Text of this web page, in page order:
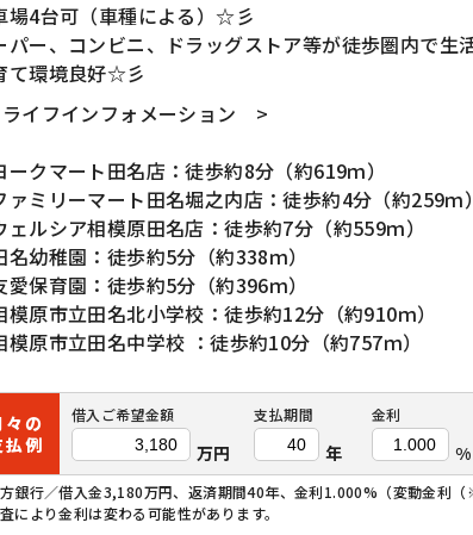
場4台可（車種による）☆彡
パー、コンビニ、ドラッグストア等が徒歩圏内で生
て環境良好☆彡
イフインフォメーション >
ークマート田名店：徒歩約8分（約619ｍ）
ァミリーマート田名堀之内店：徒歩約4分（約259ｍ）
ェルシア相模原田名店：徒歩約7分（約559ｍ）
名幼稚園：徒歩約5分（約338ｍ）
愛保育園：徒歩約5分（約396ｍ）
模原市立田名北小学校：徒歩約12分（約910ｍ）
模原市立田名中学校 ：徒歩約10分（約757ｍ）
々の
払例
借入ご希望金額
万円
支払期間
年
金利
%
銀行／借入金3,180万円、返済期間40年、金利1.000%（変動金利
により金利は変わる可能性があります。